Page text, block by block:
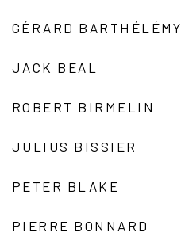
GÉRARD BARTHÉLÉMY
JACK BEAL
ROBERT BIRMELIN
JULIUS BISSIER
PETER BLAKE
PIERRE BONNARD